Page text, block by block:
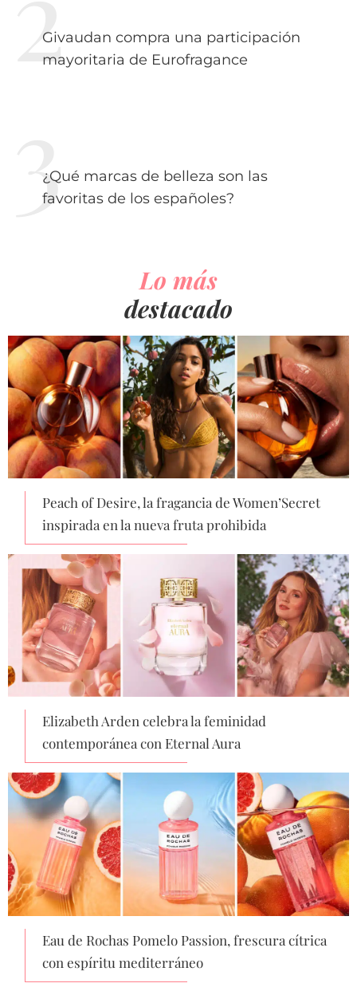
Givaudan compra una participación
mayoritaria de Eurofragance
¿Qué marcas de belleza son las
favoritas de los españoles?
Lo más
destacado
Peach of Desire, la fragancia de Women’Secret
inspirada en la nueva fruta prohibida
Elizabeth Arden celebra la feminidad
contemporánea con Eternal Aura
Eau de Rochas Pomelo Passion, frescura cítrica
con espíritu mediterráneo